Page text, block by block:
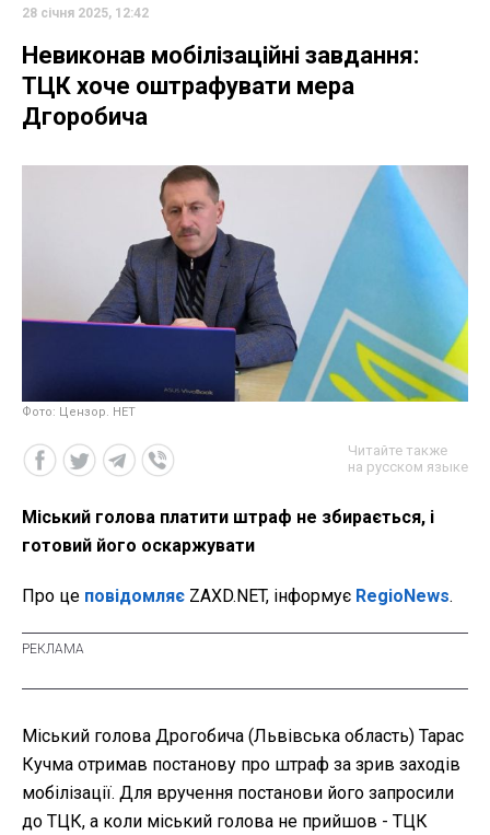
28 січня 2025, 12:42
Невиконав мобілізаційні завдання:
ТЦК хоче оштрафувати мера
Дгоробича
Фото: Цензор. НЕТ
Читайте также
на русском языке
Міський голова платити штраф не збирається, і
готовий його оскаржувати
Про це повідомляє ZAXD.NET, інформує RegioNews.
Міський голова Дрогобича (Львівська область) Тарас
Кучма отримав постанову про штраф за зрив заходів
мобілізації. Для вручення постанови його запросили
до ТЦК, а коли міський голова не прийшов - ТЦК